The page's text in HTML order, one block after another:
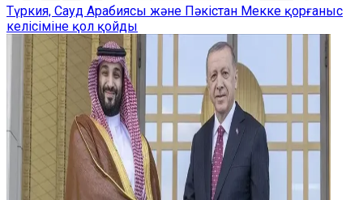
Түркия, Сауд Арабиясы және Пәкістан Мекке қорғаныс
келісіміне қол қойды